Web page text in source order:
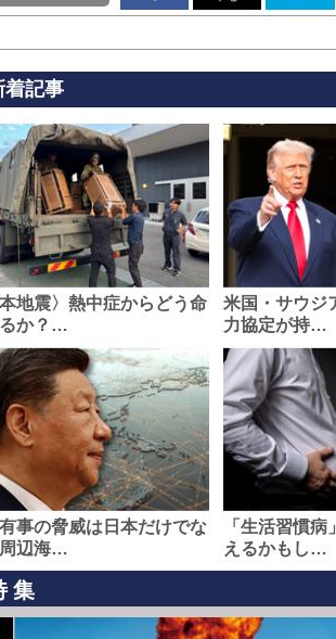
着記事
本地震〉熱中症からどう命
か？…
米国・サウジ
力協定が持…
事の脅威は日本だけでな
辺海…
「生活習慣
えるかもし…
集